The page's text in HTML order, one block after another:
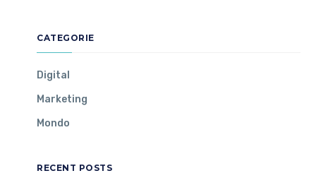
CATEGORIE
Digital
Marketing
Mondo
RECENT POSTS